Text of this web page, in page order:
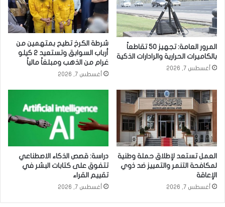
المرور العامة: تجهيز 50 تقاطعاً
بالكاميرات الحرارية والرادارات الذكية
أغسطس 7, 2026
شرطة الكرخ تطيح بمتهمين من
أرباب السوابق وتستعيد 2 كيلو
غرام من الذهب ومبلغاً مالياً
أغسطس 7, 2026
العمل تستعد لإطلاق حملة وطنية
لمكافحة التنمر والتمييز ضد ذوي
الإعاقة
أغسطس 7, 2026
دراسة: قصص الذكاء الاصطناعي
تتفوق على كتابات البشر في
تقييم القراء
أغسطس 7, 2026